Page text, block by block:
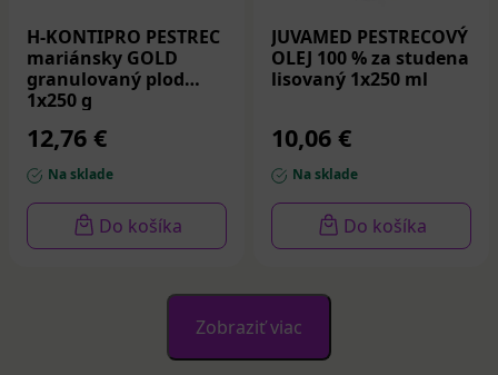
H-KONTIPRO PESTREC
mariánsky GOLD
granulovaný plod
1x250 g
12,76 €
Na sklade
Do košíka
JUVAMED PESTRECOVÝ
OLEJ 100 % za studena
lisovaný 1x250 ml
10,06 €
Na sklade
Do košíka
Zobraziť viac